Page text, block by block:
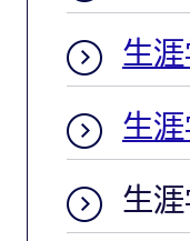
生
生
生